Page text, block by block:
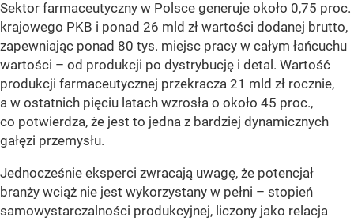
Sektor farmaceutyczny w Polsce generuje około 0,75 proc.
krajowego PKB i ponad 26 mld zł wartości dodanej brutto,
zapewniając ponad 80 tys. miejsc pracy w całym łańcuchu
wartości – od produkcji po dystrybucję i detal. Wartość
produkcji farmaceutycznej przekracza 21 mld zł rocznie,
a w ostatnich pięciu latach wzrosła o około 45 proc.,
co potwierdza, że jest to jedna z bardziej dynamicznych
gałęzi przemysłu.
Jednocześnie eksperci zwracają uwagę, że potencjał
branży wciąż nie jest wykorzystany w pełni – stopień
samowystarczalności produkcyjnej, liczony jako relacja